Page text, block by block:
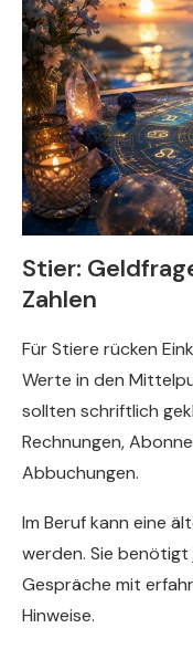
Stier:
Zahlen
Für Stiere rücken
Werte in den
sollten schriftlich
Rechnungen,
Abbuchungen.
Im Beruf kann eine
werden. Sie
Gespräche mit
Hinweise.